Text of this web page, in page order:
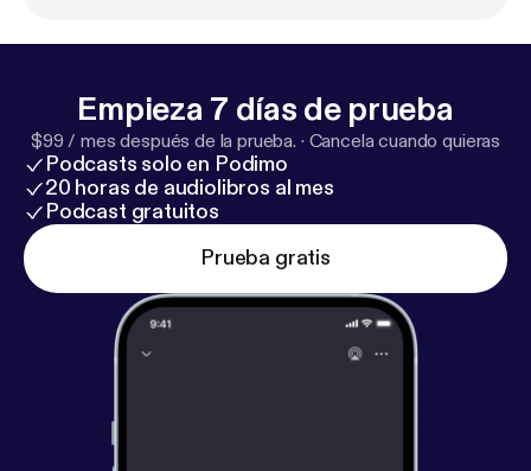
Empieza 7 días de prueba
$99 / mes después de la prueba. · Cancela cuando quieras
Podcasts solo en Podimo
20 horas de audiolibros al mes
Podcast gratuitos
Prueba gratis